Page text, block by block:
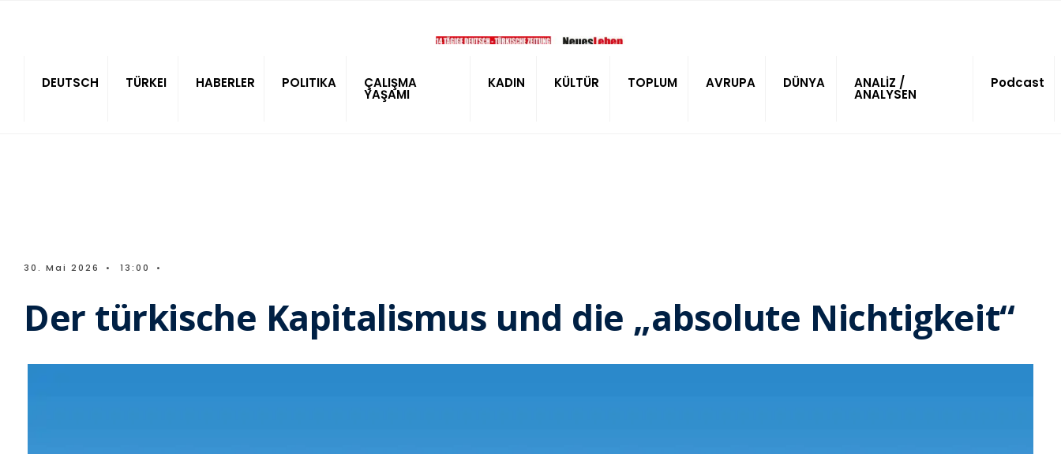
DEUTSCH TÜRKEI HABERLER POLITIKA ÇALIŞMA
YAŞAMI
KADIN KÜLTÜR TOPLUM AVRUPA DÜNYA ANALİZ /
ANALYSEN
Podcast
30. Mai 2026 • 13:00 •
Der türkische Kapitalismus und die „absolute Nichtigkeit“